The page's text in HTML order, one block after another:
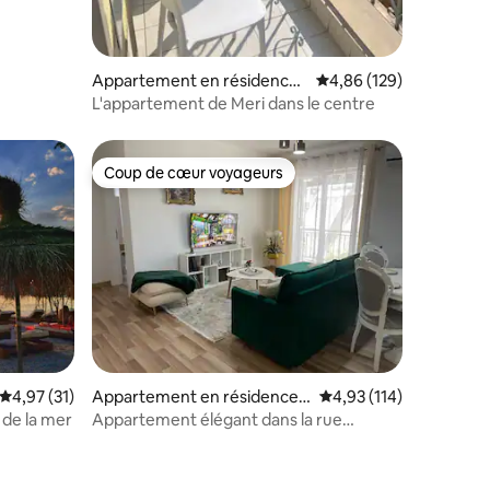
Appartement en résidence ⋅
Shkodër
Évaluation moyenne
4,86 (129)
L'appartement de Meri dans le centre
Évaluation moyenne sur la base de 31 commentaires : 4,97 sur 5
4,97 (31)
la mer
Coup de cœur voyageurs
Coup de cœur voyageurs
Appartement en résidence ⋅
Shkodër
Évaluation moyenne
4,93 (114)
Appartement élégant dans la rue